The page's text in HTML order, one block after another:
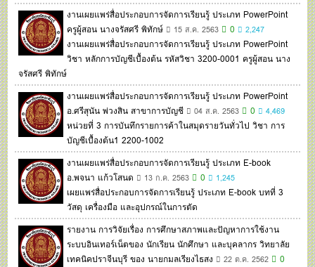
งานเผยแพร่สื่อประกอบการจัดการเรียนรู้ ประเภท PowerPoint
ครูผู้สอน นางจรัสศรี พิทักษ์
15 ส.ค. 2563 0 2,247
งานเผยแพร่สื่อประกอบการจัดการเรียนรู้ ประเภท PowerPoint
วิชา หลักการบัญชีเบื้องต้น รหัสวิชา 3200-0001 ครูผู้สอน นาง
จรัสศรี พิทักษ์
งานเผยแพร่สื่อประกอบการจัดการเรียนรู้ ประเภท PowerPoint
อ.ศรีสุนัน พ่วงสิน สาขาการบัญชี
04 ส.ค. 2563 0 4,469
หน่วยที่ 3 การบันทึกรายการค้าในสมุดรายวันทั่วไป วิชา การ
บัญชีเบื้องต้น1 2200-1002
งานเผยแพร่สื่อประกอบการจัดการเรียนรู้ ประเภท E-book
อ.พจนา แก้วโสนด
13 ก.ค. 2563 0 1,245
เผยแพร่สื่อประกอบการจัดการเรียนรู้ ประเภท E-book บทที่ 3
วัสดุ เครื่องมือ และอุปกรณ์ในการตัด
รายงาน การวิจัยเรื่อง การศึกษาสภาพและปัญหาการใช้งาน
ระบบอินเทอร์เน็ตของ นักเรียน นักศึกษา และบุคลากร วิทยาลัย
เทคนิคปราจีนบุรี ของ นายกมลเรียงไธสง
22 ต.ค. 2562 0